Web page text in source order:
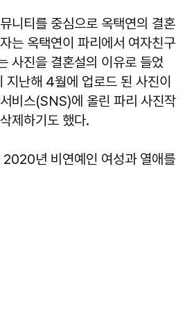
니티를 중심으로 옥택연의 결혼
는 옥택연이 파리에서 여자친구
사진을 결혼설의 이유로 들었
지난해 4월에 업로드 된 사진이
비스(SNS)에 올린 파리 사진작
제하기도 했다.
2020년 비연예인 여성과 열애를